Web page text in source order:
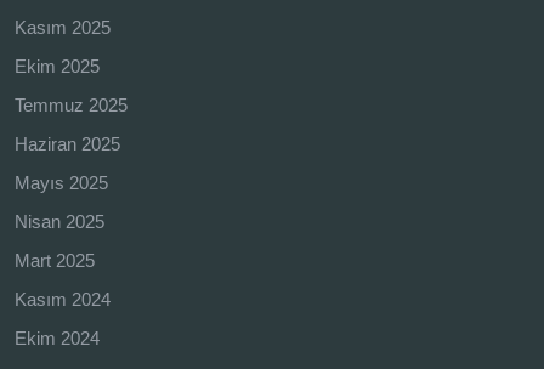
Kasım 2025
Ekim 2025
Temmuz 2025
Haziran 2025
Mayıs 2025
Nisan 2025
Mart 2025
Kasım 2024
Ekim 2024